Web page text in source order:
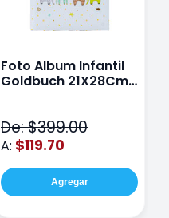
Foto Album Infantil
Goldbuch 21X28Cm
De: $399.00
A: $119.70
Agregar